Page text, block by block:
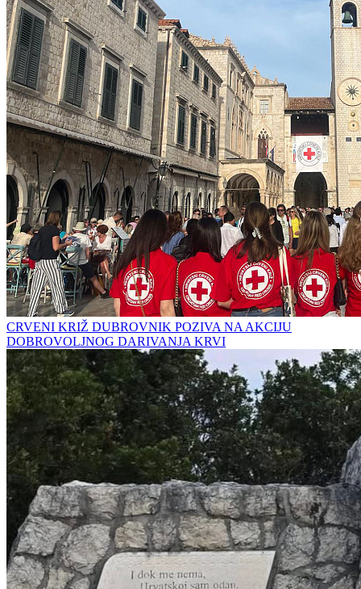
CRVENI KRIŽ DUBROVNIK POZIVA NA AKCIJU
DOBROVOLJNOG DARIVANJA KRVI